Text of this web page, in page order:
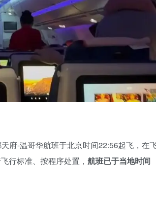
府-温哥华航班于北京时间22:56起飞，在
行标准、按程序处置， 航班已于当地时间